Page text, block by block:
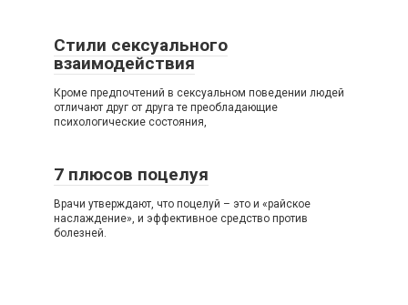
Стили сексуального
взаимодействия
Кроме предпочтений в сексуальном поведении людей
отличают друг от друга те преобладающие
психологические состояния,
7 плюсов поцелуя
Врачи утверждают, что поцелуй – это и «райское
наслаждение», и эффективное средство против
болезней.